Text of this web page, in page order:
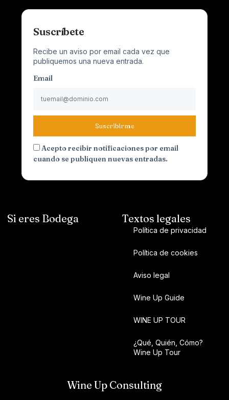
Suscríbete
Recibe un aviso por email cada vez que
publiquemos una nueva entrada.
Email
Suscribirme
Acepto recibir notificaciones por email
cuando se publiquen nuevas entradas.
Si eres Bodega Textos legales
Política de privacidad
Política de cookies
Aviso legal
Wine Up Guide
WINE UP TOUR
¿Qué, Quién, Cómo?
Wine Up Tour
Wine Up Consulting